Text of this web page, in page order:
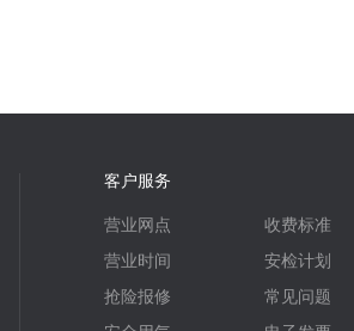
客户服务
营业网点
营业时间
抢险报修
收费标准
安检计划
常见问题